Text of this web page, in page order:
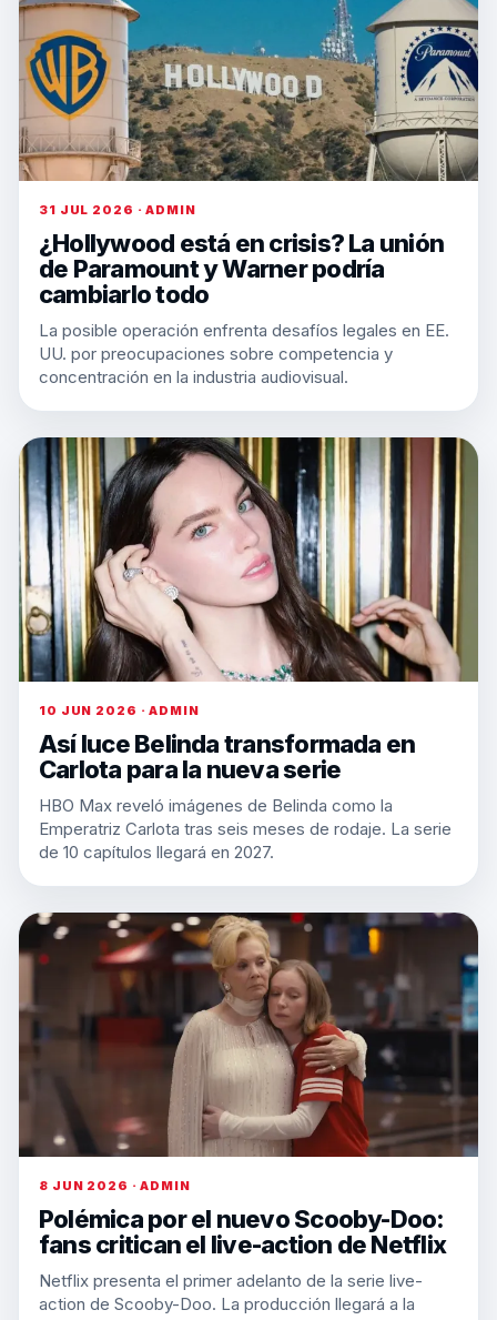
31 JUL 2026 · ADMIN
¿Hollywood está en crisis? La unión
de Paramount y Warner podría
cambiarlo todo
La posible operación enfrenta desafíos legales en EE.
UU. por preocupaciones sobre competencia y
concentración en la industria audiovisual.
10 JUN 2026 · ADMIN
Así luce Belinda transformada en
Carlota para la nueva serie
HBO Max reveló imágenes de Belinda como la
Emperatriz Carlota tras seis meses de rodaje. La serie
de 10 capítulos llegará en 2027.
8 JUN 2026 · ADMIN
Polémica por el nuevo Scooby-Doo:
fans critican el live-action de Netflix
Netflix presenta el primer adelanto de la serie live-
action de Scooby-Doo. La producción llegará a la